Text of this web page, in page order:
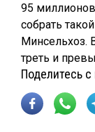
95 миллионов
собрать
Минсельхоз.
треть и
Поделитесь с